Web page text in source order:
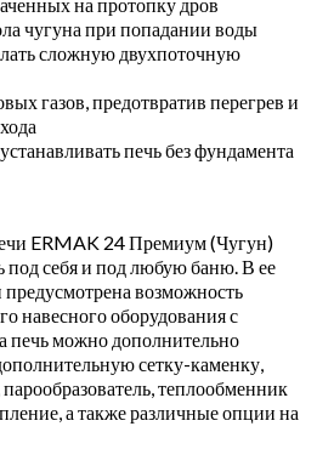
чугуна при попадании воды
сложную двухпоточную
газов, предотвратив перегрев и
печь без фундамента
ERMAK 24 Премиум (Чугун)
под себя и под любую баню. В ее
возможность
навесного оборудования с
печь можно дополнительно
сетку-каменку,
теплообменник
а также различные опции на